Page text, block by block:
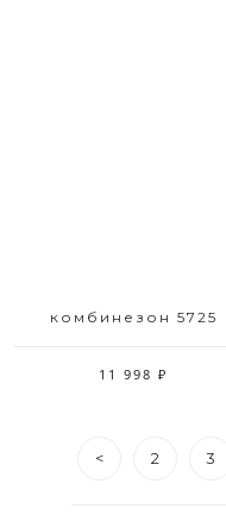
комбинезон 5725
11 998 ₽
< 2 3